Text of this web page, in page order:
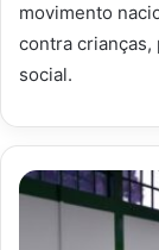
movimento
contra crianças,
social.